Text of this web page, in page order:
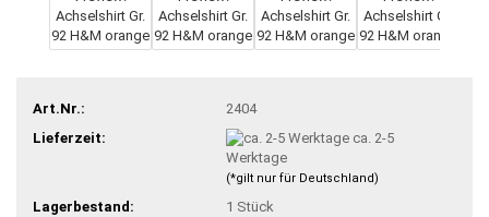
Art.Nr.:
2404
Lieferzeit:
ca. 2-5
Werktage
(*gilt nur für Deutschland)
Lagerbestand: 1 Stück